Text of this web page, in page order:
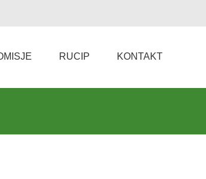
RUCIP KONTAKT